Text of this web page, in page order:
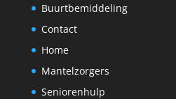
Buurtbemiddeling
Contact
Home
Mantelzorgers
Seniorenhulp